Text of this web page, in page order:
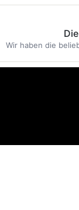
Wir haben die